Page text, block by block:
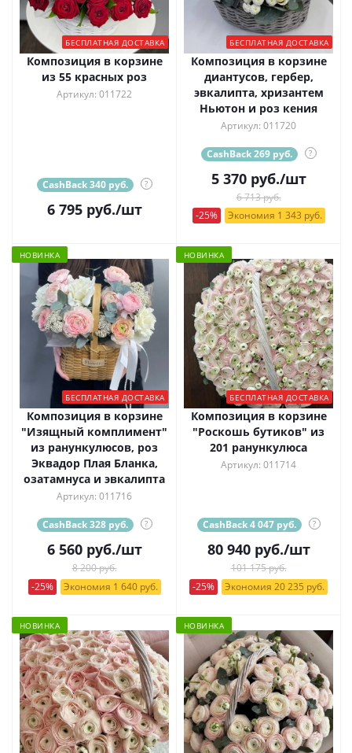
БЕСПЛАТНАЯ ДОСТАВКА
Композиция в корзине
из 55 красных роз
Артикул: 011722
CashBack 340 руб. ?
6 795руб./шт
БЕСПЛАТНАЯ ДОСТАВКА
Композиция в корзине
диантусов, гербер,
эвкалипта, хризантем
Ньютон и роз кения
Артикул: 011720
CashBack 269 руб. ?
5 370руб./шт
6 713 руб.
-25%
Экономия 1 343 руб.
НОВИНКА
БЕСПЛАТНАЯ ДОСТАВКА
Композиция в корзине
"Изящный комплимент"
из ранункулюсов, роз
Эквадор Плая Бланка,
озатамнуса и эвкалипта
Артикул: 011716
CashBack 328 руб. ?
6 560руб./шт
8 200 руб.
-25%
Экономия 1 640 руб.
НОВИНКА
БЕСПЛАТНАЯ ДОСТАВКА
Композиция в корзине
"Роскошь бутиков" из
201 ранункулюса
Артикул: 011714
CashBack 4 047 руб. ?
80 940руб./шт
101 175 руб.
-25%
Экономия 20 235 руб.
НОВИНКА НОВИНКА